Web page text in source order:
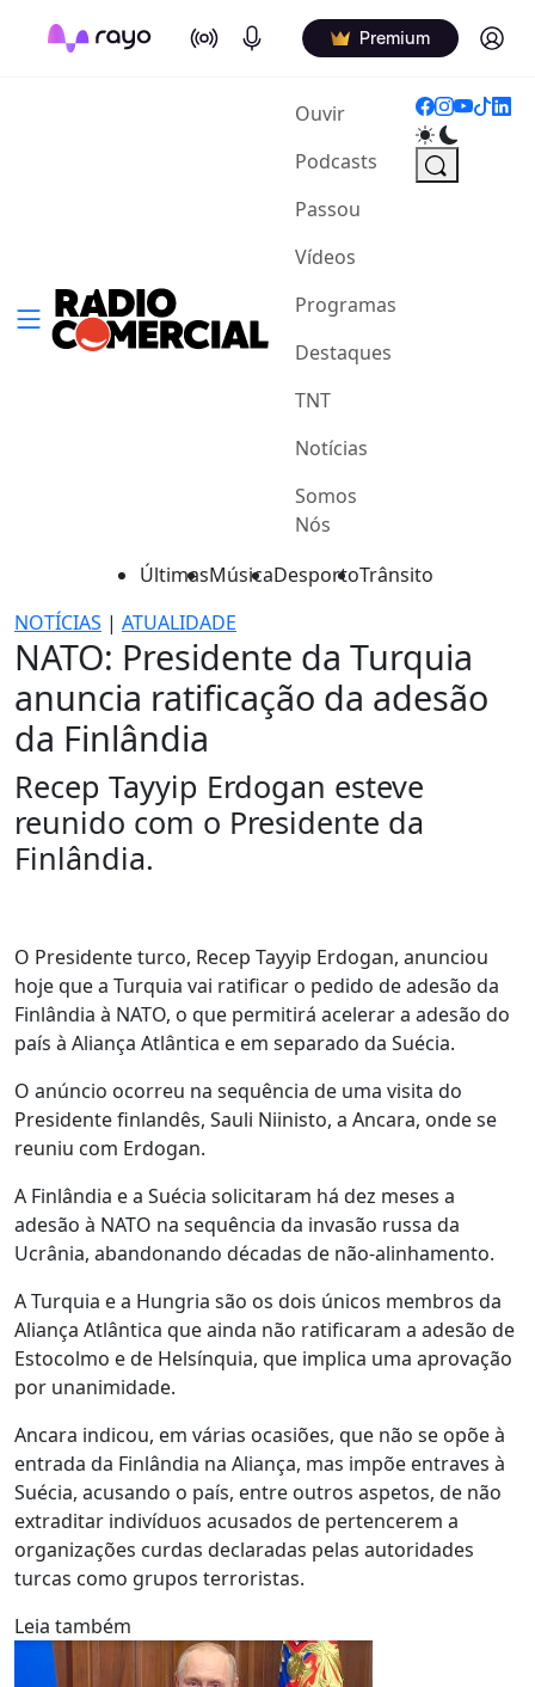
On Air Podcasts Premium Log in
Ouvir(current)
Podcasts
Passou
Vídeos
Programas
Destaques
TNT
Notícias
Somos
Nós
ÚltimasMúsicaDesportoTrânsito
NOTÍCIAS | ATUALIDADE
NATO: Presidente da Turquia
anuncia ratificação da adesão
da Finlândia
Recep Tayyip Erdogan esteve
reunido com o Presidente da
Finlândia.
O Presidente turco, Recep Tayyip Erdogan, anunciou
hoje que a Turquia vai ratificar o pedido de adesão da
Finlândia à NATO, o que permitirá acelerar a adesão do
país à Aliança Atlântica e em separado da Suécia.
O anúncio ocorreu na sequência de uma visita do
Presidente finlandês, Sauli Niinisto, a Ancara, onde se
reuniu com Erdogan.
A Finlândia e a Suécia solicitaram há dez meses a
adesão à NATO na sequência da invasão russa da
Ucrânia, abandonando décadas de não-alinhamento.
A Turquia e a Hungria são os dois únicos membros da
Aliança Atlântica que ainda não ratificaram a adesão de
Estocolmo e de Helsínquia, que implica uma aprovação
por unanimidade.
Ancara indicou, em várias ocasiões, que não se opõe à
entrada da Finlândia na Aliança, mas impõe entraves à
Suécia, acusando o país, entre outros aspetos, de não
extraditar indivíduos acusados de pertencerem a
organizações curdas declaradas pelas autoridades
turcas como grupos terroristas.
Leia também